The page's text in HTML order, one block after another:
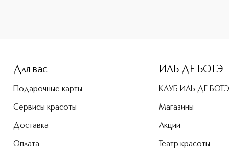
Для вас
Подарочные карты
Сервисы красоты
Доставка
Оплата
ИЛЬ ДЕ БОТЭ
КЛУБ ИЛЬ ДЕ БОТЭ
Магазины
Акции
Театр красоты